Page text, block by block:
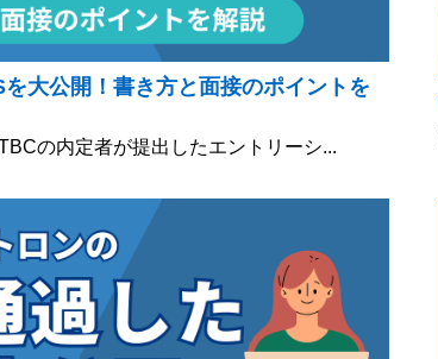
大公開！書き方と面接のポイントを
の内定者が提出したエントリーシ...